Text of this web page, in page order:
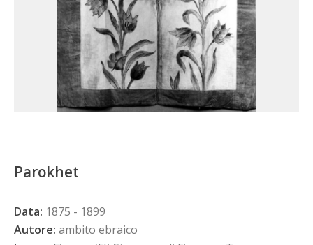
Parokhet
Data: 1875 - 1899
Autore: ambito ebraico